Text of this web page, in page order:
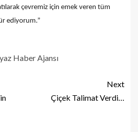
çevremiz için emek veren tüm
ediyorum.”
Haber Ajansı
Next
Çiçek Talimat Verdi…